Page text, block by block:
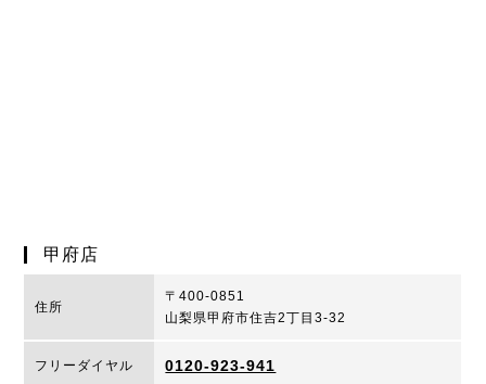
甲府店
住所
〒400-0851
山梨県甲府市住吉2丁目3-32
フリーダイヤル 0120-923-941